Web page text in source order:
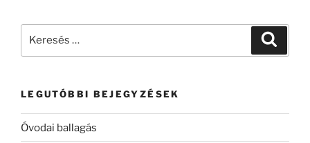
LEGUTÓBBI BEJEGYZÉSEK
Óvodai ballagás